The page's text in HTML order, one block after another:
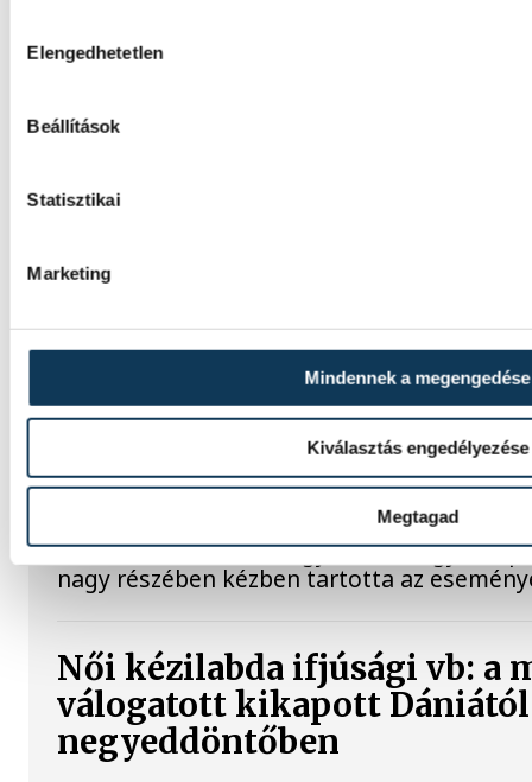
Elengedhetetlen
Beállítások
Statisztikai
Marketing
Mindennek a megengedése
Kiválasztás engedélyezése
Megtagad
A bajnokesélyes
A VSC Veszprém férfi labdarúgócsapata
csoportjának második fordulójában a
Dorogi Bányász FC vendége lesz.
Nielsen bravúrokkal, Imre
mutatkozott be Veszprém-
A bajnoki és Magyar Kupa-címvédő One
ös győzelmet aratott az ETO University
csütörtökön, ezzel sikerrel kezdte a nyári
sorát. Xavier Pascual együttese nagy
nagy részében kézben tartotta az
Női kézilabda ifjúsági vb: a
válogatott kikapott Dániától
negyeddöntőben